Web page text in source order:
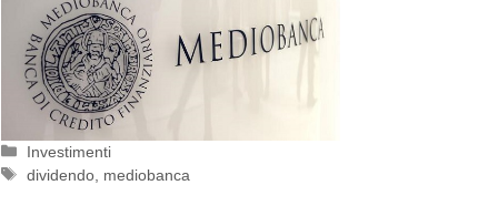
Categorie
Investimenti
Tag
dividendo mediobanca